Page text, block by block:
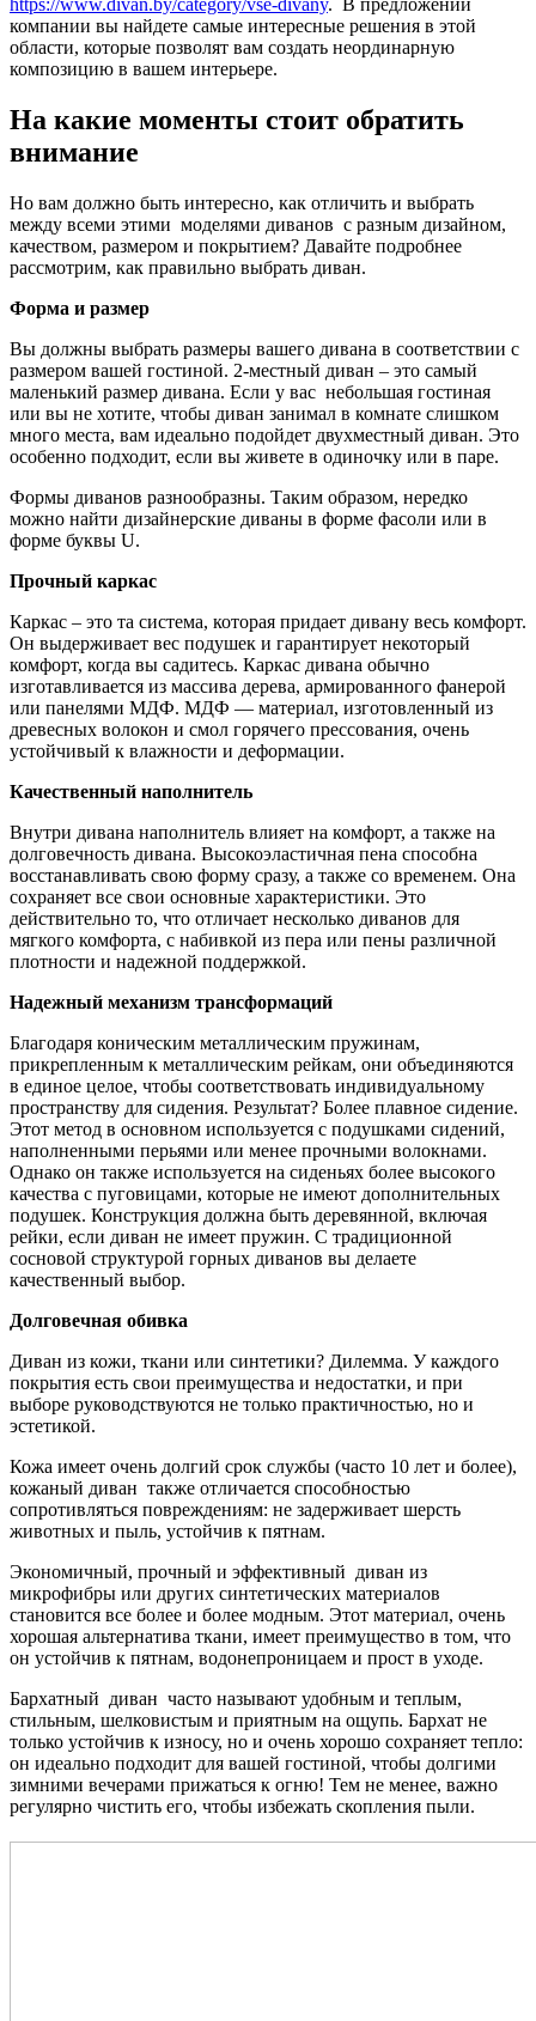
компании вы найдете самые интересные решения в этой
области, которые позволят вам создать неординарную
композицию в вашем интерьере.
На какие моменты стоит обратить
внимание
Но вам должно быть интересно, как отличить и выбрать
между всеми этими моделями диванов с разным дизайном,
качеством, размером и покрытием? Давайте подробнее
рассмотрим, как правильно выбрать диван.
Форма и размер
Вы должны выбрать размеры вашего дивана в соответствии с
размером вашей гостиной. 2-местный диван – это самый
маленький размер дивана. Если у вас небольшая гостиная
или вы не хотите, чтобы диван занимал в комнате слишком
много места, вам идеально подойдет двухместный диван. Это
особенно подходит, если вы живете в одиночку или в паре.
Формы диванов разнообразны. Таким образом, нередко
можно найти дизайнерские диваны в форме фасоли или в
форме буквы U.
Прочный каркас
Каркас – это та система, которая придает дивану весь комфорт.
Он выдерживает вес подушек и гарантирует некоторый
комфорт, когда вы садитесь. Каркас дивана обычно
изготавливается из массива дерева, армированного фанерой
или панелями МДФ. МДФ — материал, изготовленный из
древесных волокон и смол горячего прессования, очень
устойчивый к влажности и деформации.
Качественный наполнитель
Внутри дивана наполнитель влияет на комфорт, а также на
долговечность дивана. Высокоэластичная пена способна
восстанавливать свою форму сразу, а также со временем. Она
сохраняет все свои основные характеристики. Это
действительно то, что отличает несколько диванов для
мягкого комфорта, с набивкой из пера или пены различной
плотности и надежной поддержкой.
Надежный механизм трансформаций
Благодаря коническим металлическим пружинам,
прикрепленным к металлическим рейкам, они объединяются
в единое целое, чтобы соответствовать индивидуальному
пространству для сидения. Результат? Более плавное сидение.
Этот метод в основном используется с подушками сидений,
наполненными перьями или менее прочными волокнами.
Однако он также используется на сиденьях более высокого
качества с пуговицами, которые не имеют дополнительных
подушек. Конструкция должна быть деревянной, включая
рейки, если диван не имеет пружин. С традиционной
сосновой структурой горных диванов вы делаете
качественный выбор.
Долговечная обивка
Диван из кожи, ткани или синтетики? Дилемма. У каждого
покрытия есть свои преимущества и недостатки, и при
выборе руководствуются не только практичностью, но и
эстетикой.
Кожа имеет очень долгий срок службы (часто 10 лет и более),
кожаный диван также отличается способностью
сопротивляться повреждениям: не задерживает шерсть
животных и пыль, устойчив к пятнам.
Экономичный, прочный и эффективный диван из
микрофибры или других синтетических материалов
становится все более и более модным. Этот материал, очень
хорошая альтернатива ткани, имеет преимущество в том, что
он устойчив к пятнам, водонепроницаем и прост в уходе.
Бархатный диван часто называют удобным и теплым,
стильным, шелковистым и приятным на ощупь. Бархат не
только устойчив к износу, но и очень хорошо сохраняет тепло:
он идеально подходит для вашей гостиной, чтобы долгими
зимними вечерами прижаться к огню! Тем не менее, важно
регулярно чистить его, чтобы избежать скопления пыли.